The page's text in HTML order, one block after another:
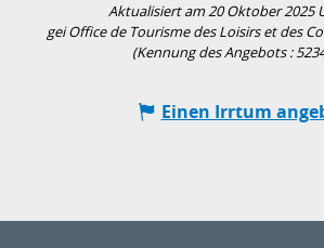
Aktualisiert am 20 Oktober 2025
gei Office de Tourisme des Loisirs et des
(Kennung des Angebots :
Einen Irrtum